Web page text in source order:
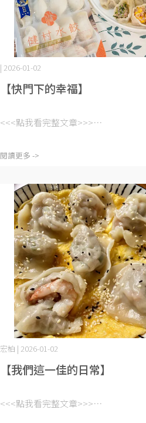
【快門下的幸福】
| 2026-01-02
<<<點我看完整文章>>>⋯
閱讀更多 ->
【我們這一佳的日常】
宏柏 | 2026-01-02
<<<點我看完整文章>>>⋯